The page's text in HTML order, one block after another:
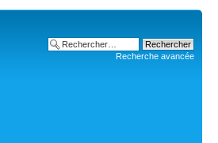
Recherche avancée